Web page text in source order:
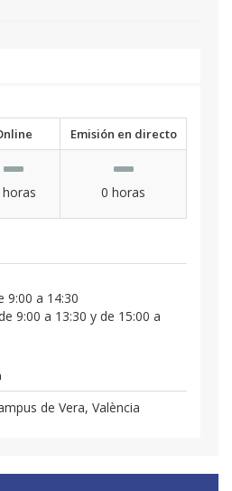
Emisión en directo
0 horas
9:00 a 14:30
9:00 a 13:30 y de 15:00 a
de Vera, València